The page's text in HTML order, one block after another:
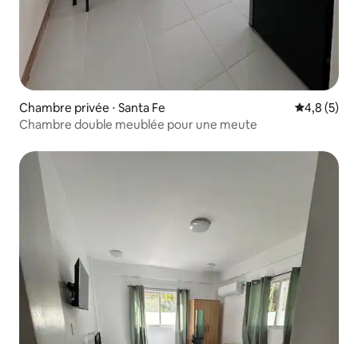
Chambre privée ⋅ Santa Fe Évaluation
4,8 (5)
Chambre double meublée pour une meute